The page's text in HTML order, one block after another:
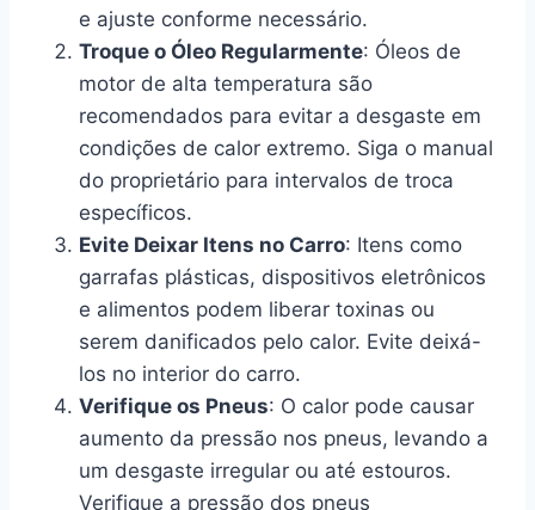
e ajuste conforme necessário.
Troque o Óleo Regularmente: Óleos de
motor de alta temperatura são
recomendados para evitar a desgaste em
condições de calor extremo. Siga o manual
do proprietário para intervalos de troca
específicos.
Evite Deixar Itens no Carro: Itens como
garrafas plásticas, dispositivos eletrônicos
e alimentos podem liberar toxinas ou
serem danificados pelo calor. Evite deixá-
los no interior do carro.
Verifique os Pneus: O calor pode causar
aumento da pressão nos pneus, levando a
um desgaste irregular ou até estouros.
Verifique a pressão dos pneus